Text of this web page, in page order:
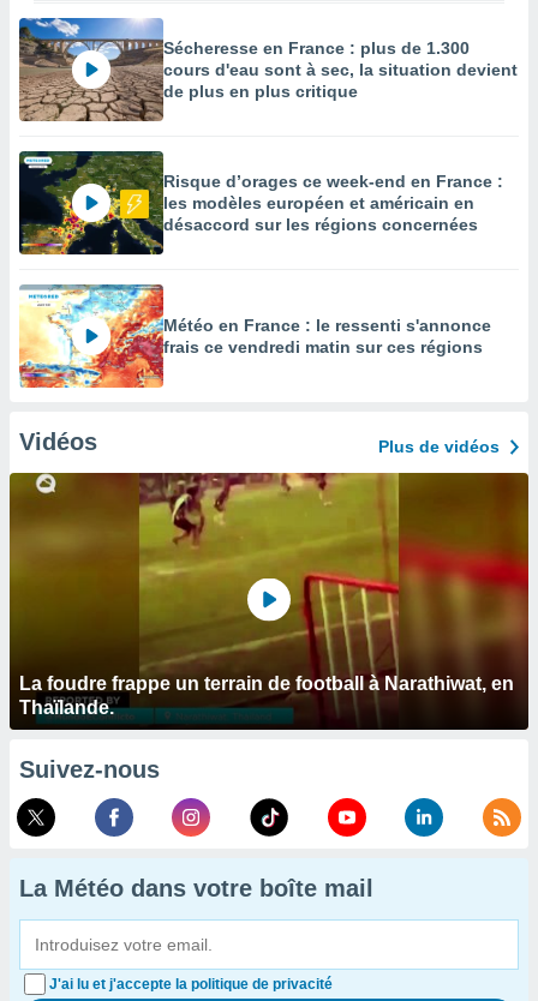
Sécheresse en France : plus de 1.300
cours d'eau sont à sec, la situation devient
de plus en plus critique
Risque d’orages ce week-end en France :
les modèles européen et américain en
désaccord sur les régions concernées
Météo en France : le ressenti s'annonce
frais ce vendredi matin sur ces régions
Vidéos Plus de vidéos
La foudre frappe un terrain de football à Narathiwat, en
Thaïlande.
Suivez-nous
La Météo dans votre boîte mail
J'ai lu et j'accepte la politique de privacité